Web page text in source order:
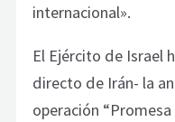
internacional».
El Ejército de Israel
directo de Irán- la
operación